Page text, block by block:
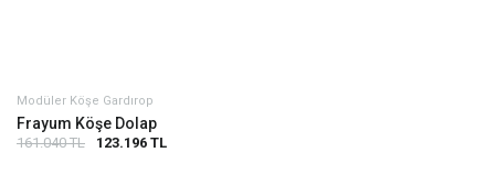
Modüler Köşe Gardırop
Frayum Köşe Dolap
161.040 TL 123.196 TL